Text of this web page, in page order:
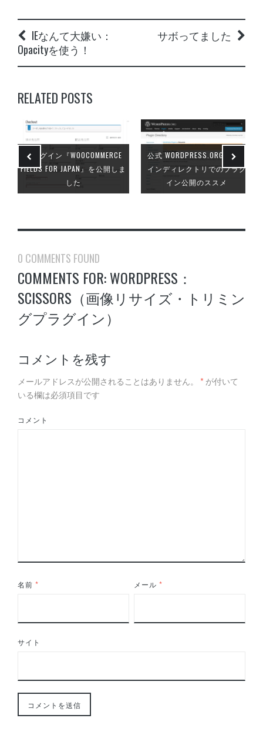
誰得なプラグイン Ultimate Google Analytics
改をひっそりと公開します- 2013年6月4
日
プラグイン『WooCommerce Fields for
リでのプラグイン公開のススメ
WordPress:WooCommerceを日本仕様へと日
本語化- 2013年4月15日
webクリエイター パソコンを買う。-
2013年3月16日
WordPress:『続きを読む』read moreをpタ
グで囲む- 2013年3月5日
サボってました
IEなんて大嫌い：
Opacityを使う！
RELATED POSTS
プラグイン『WOOCOMMERCE
FIELDS FOR JAPAN』を公開しま
した
公式 WORDPRESS.ORGプラグ
インディレクトリでのプラグ
イン公開のススメ
0 COMMENTS FOUND
COMMENTS FOR: WORDPRESS：
SCISSORS（画像リサイズ・トリミン
グプラグイン）
コメントを残す
メールアドレスが公開されることはありません。 * が付いて
いる欄は必須項目です
コメント
名前 * メール *
サイト